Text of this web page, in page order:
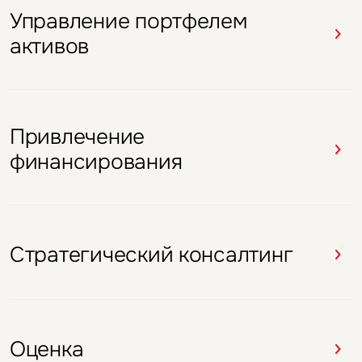
Управление портфелем
активов
Привлечение
финансирования
Стратегический консалтинг
Оценка
Стратегический консалтинг
Брокеридж
Привлечение
финансирования
Брокеридж
Стратегический консалтинг
Брокеридж
Стратегический консалтинг
Брокеридж